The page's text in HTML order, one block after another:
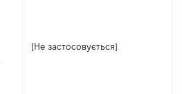
[Не застосовується]